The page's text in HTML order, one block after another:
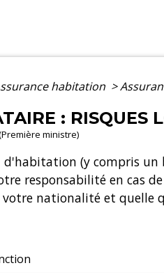
habitation >
: RISQUES
ministre)
(y compris
responsabilité en cas
nationalité et quelle